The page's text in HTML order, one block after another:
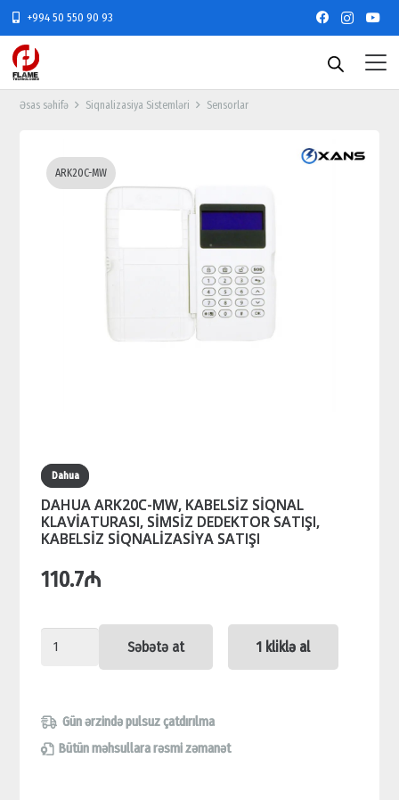
+994 50 550 90 93
Əsas səhifə Siqnalizasiya Sistemləri Sensorlar
ARK20C-MW
Dahua
DAHUA ARK20C-MW, KABELSİZ SİQNAL
KLAVİATURASI, SİMSİZ DEDEKTOR SATIŞI,
KABELSİZ SİQNALİZASİYA SATIŞI
110.7₼
DAHUA
KABELSİZ
SİQNAL
Səbətə at 1 kliklə al
Gün ərzində pulsuz çatdırılma
Bütün məhsullara rəsmi zəmanət